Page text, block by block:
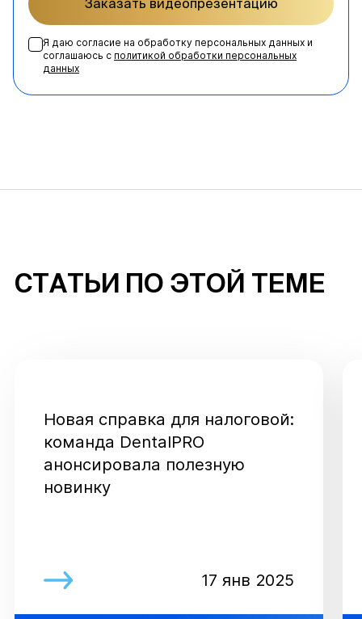
Заказать видеопрезентацию
Я даю согласие на обработку персональных данных и
соглашаюсь с политикой обработки персональных
данных
СТАТЬИ ПО ЭТОЙ ТЕМЕ
Новая справка для налоговой:
команда DentalPRO
анонсировала полезную
новинку
17 янв 2025